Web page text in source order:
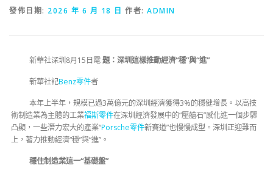
發佈日期: 2026 年 6 月 18 日 作者: ADMIN
新華社深圳8月15日電題：深圳這樣推動經濟“穩”與“進”
新華社記Benz零件者
本年上半年，規模已過3萬億元的深圳經濟獲得3%的穩健增長。以高技
術制造業為主體的工業福斯零件在深圳經濟發展中的“壓艙石”感化進一個步驟
凸顯，一些潛力宏大的產業“Porsche零件新賽道”也慢慢成型。深圳正迎難而
上，著力推動經濟“穩”與“進”。
穩住制造業這一“基礎盤”